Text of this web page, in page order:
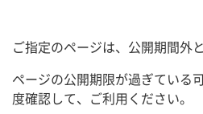
ご指定のページは、公開期間外
ページの公開期限が過ぎている
度確認して、ご利用ください。